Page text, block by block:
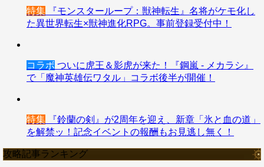
特集 『モンスターループ：獣神転生』名将がケモ化し
た異世界転生×獣神進化RPG。事前登録受付中！
コラボ ついに虎王＆影虎が来た！『鋼嵐 - メカラシ』
で「魔神英雄伝ワタル」コラボ後半が開催！
特集 『鈴蘭の剣』が2周年を迎え、新章「氷と血の道」
を解禁ッ！記念イベントの報酬もお見逃し無く！
攻略記事ランキング